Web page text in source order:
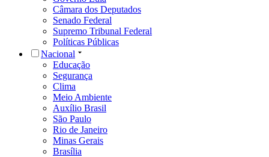
Câmara dos Deputados
Senado Federal
Supremo Tribunal Federal
Políticas Públicas
Nacional
Educação
Segurança
Clima
Meio Ambiente
Auxílio Brasil
São Paulo
Rio de Janeiro
Minas Gerais
Brasília